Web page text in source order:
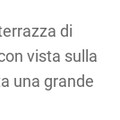
di
vista sulla
una grande